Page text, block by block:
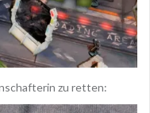
zu retten: